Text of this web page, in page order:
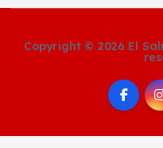
Copyright © 2026 El